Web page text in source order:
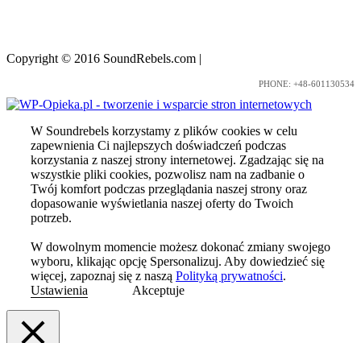
Copyright © 2016 SoundRebels.com |
PHONE: +48-601130534
W Soundrebels korzystamy z plików cookies w celu
zapewnienia Ci najlepszych doświadczeń podczas
korzystania z naszej strony internetowej. Zgadzając się na
wszystkie pliki cookies, pozwolisz nam na zadbanie o
Twój komfort podczas przeglądania naszej strony oraz
dopasowanie wyświetlania naszej oferty do Twoich
potrzeb.
W dowolnym momencie możesz dokonać zmiany swojego
wyboru, klikając opcję Spersonalizuj. Aby dowiedzieć się
więcej, zapoznaj się z naszą Polityką prywatności.
Ustawienia
Akceptuje